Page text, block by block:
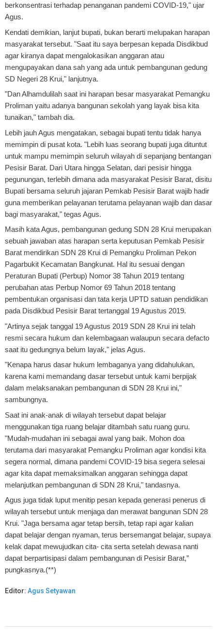
berkonsentrasi terhadap penanganan pandemi COVID-19," ujar
Agus.
Kendati demikian, lanjut bupati, bukan berarti melupakan harapan
masyarakat tersebut. "Saat itu saya berpesan kepada Disdikbud
agar kiranya dapat mengalokasikan anggaran atau
mengupayakan dana sah yang ada untuk pembangunan gedung
SD Negeri 28 Krui," lanjutnya.
"Dan Alhamdulilah saat ini harapan besar masyarakat Pemangku
Proliman yaitu adanya bangunan sekolah yang layak bisa kita
tunaikan," tambah dia.
Lebih jauh Agus mengatakan, sebagai bupati tentu tidak hanya
memimpin di pusat kota. "Lebih luas seorang bupati juga dituntut
untuk mampu memimpin seluruh wilayah di sepanjang bentangan
Pesisir Barat. Dari Utara hingga Selatan, dari pesisir hingga
pegunungan, terlebih dimana ada masyarakat Pesisir Barat, disitu
Bupati bersama seluruh jajaran Pemkab Pesisir Barat wajib hadir
guna memberikan pelayanan terutama pelayanan wajib dan dasar
bagi masyarakat," tegas Agus.
Masih kata Agus, pembangunan gedung SDN 28 Krui merupakan
sebuah jawaban atas harapan serta keputusan Pemkab Pesisir
Barat mendirikan SDN 28 Krui di Pemangku Proliman Pekon
Pagarbukit Kecamatan Bangkunat. Hal itu sesuai dengan
Peraturan Bupati (Perbup) Nomor 38 Tahun 2019 tentang
perubahan atas Perbup Nomor 69 Tahun 2018 tentang
pembentukan organisasi dan tata kerja UPTD satuan pendidikan
pada Disdikbud Pesisir Barat tertanggal 19 Agustus 2019.
"Artinya sejak tanggal 19 Agustus 2019 SDN 28 Krui ini telah
resmi secara hukum dan kelembagaan walaupun secara defacto
saat itu gedungnya belum layak," jelas Agus.
"Kenapa harus dasar hukum lembaganya yang didahulukan,
karena kami memandang dasar tersebut untuk kami berpijak
dalam melaksanakan pembangunan di SDN 28 Krui ini,"
sambungnya.
Saat ini anak-anak di wilayah tersebut dapat belajar
menggunakan tiga ruang belajar ditambah satu ruang guru.
"Mudah-mudahan ini sebagai awal yang baik. Mohon doa
terutama dari masyarakat Pemangku Proliman agar kondisi kita
segera normal, dimana pandemi COVID-19 bisa segera selesai
agar kita dapat memaksimalkan anggaran sehingga dapat
melanjutkan pembangunan di SDN 28 Krui," tandasnya.
Agus juga tidak luput menitip pesan kepada generasi penerus di
wilayah tersebut untuk menjaga dan merawat bangunan SDN 28
Krui. "Jaga bersama agar tetap bersih, tetap rapi agar kalian
dapat belajar dengan nyaman, terus bersemangat belajar, supaya
kelak dapat mewujudkan cita- cita serta setelah dewasa nanti
dapat berpartisipasi dalam pembangunan di Pesisir Barat,”
pungkasnya.(**)
Editor: Agus Setyawan